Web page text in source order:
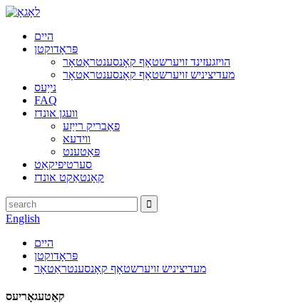
היים
פּראָדוקטן
הויזגעזינד זויערשטאָף קאָנסענטראַטאָר
מעדיציניש זויערשטאָף קאָנסענטראַטאָר
נייַעס
FAQ
וועגן אונדז
פאַבריק רייַזע
ווידעא
פּאַטענט
סערטיפיקאַט
קאָנטאַקט אונדז
English
היים
פּראָדוקטן
מעדיציניש זויערשטאָף קאָנסענטראַטאָר
קאַטעגאָריעס